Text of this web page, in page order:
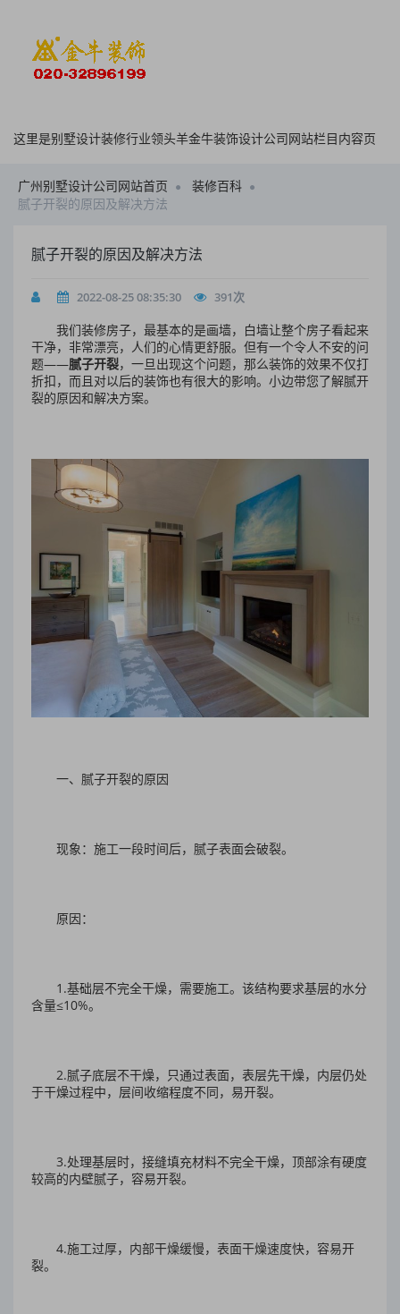
这里是别墅设计装修行业领头羊金牛装饰设计公司网站栏目内容页
广州别墅设计公司网站首页
装修百科
腻子开裂的原因及解决方法
腻子开裂的原因及解决方法
2022-08-25 08:35:30 391次
我们装修房子，最基本的是画墙，白墙让整个房子看起来
干净，非常漂亮，人们的心情更舒服。但有一个令人不安的问
题——腻子开裂，一旦出现这个问题，那么装饰的效果不仅打
折扣，而且对以后的装饰也有很大的影响。小边带您了解腻开
裂的原因和解决方案。
一、腻子开裂的原因
现象：施工一段时间后，腻子表面会破裂。
原因：
1.基础层不完全干燥，需要施工。该结构要求基层的水分
含量≤10%。
2.腻子底层不干燥，只通过表面，表层先干燥，内层仍处
于干燥过程中，层间收缩程度不同，易开裂。
3.处理基层时，接缝填充材料不完全干燥，顶部涂有硬度
较高的内壁腻子，容易开裂。
4.施工过厚，内部干燥缓慢，表面干燥速度快，容易开
裂。